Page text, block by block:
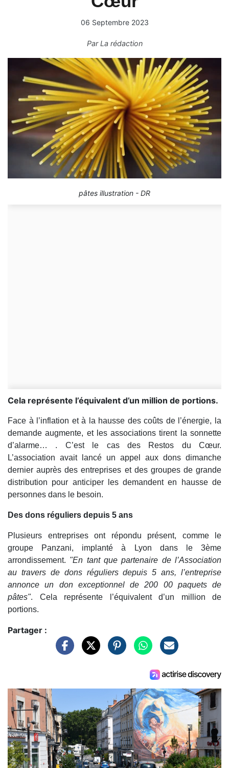
06 Septembre 2023
ParLa rédaction
pâtes illustration - DR
Cela représente l’équivalent d’un million de portions.
Face à l’inflation et à la hausse des coûts de l’énergie, la
demande augmente, et les associations tirent la sonnette
d’alarme… . C’est le cas des Restos du Cœur.
L’association avait lancé un appel aux dons dimanche
dernier auprès des entreprises et des groupes de grande
distribution pour anticiper les demandent en hausse de
personnes dans le besoin.
Des dons réguliers depuis 5 ans
Plusieurs entreprises ont répondu présent, comme le
groupe Panzani, implanté à Lyon dans le 3ème
arrondissement. "En tant que partenaire de l’Association
au travers de dons réguliers depuis 5 ans, l’entreprise
annonce un don exceptionnel de 200 00 paquets de
pâtes". Cela représente l’équivalent d’un million de
portions.
Partager :